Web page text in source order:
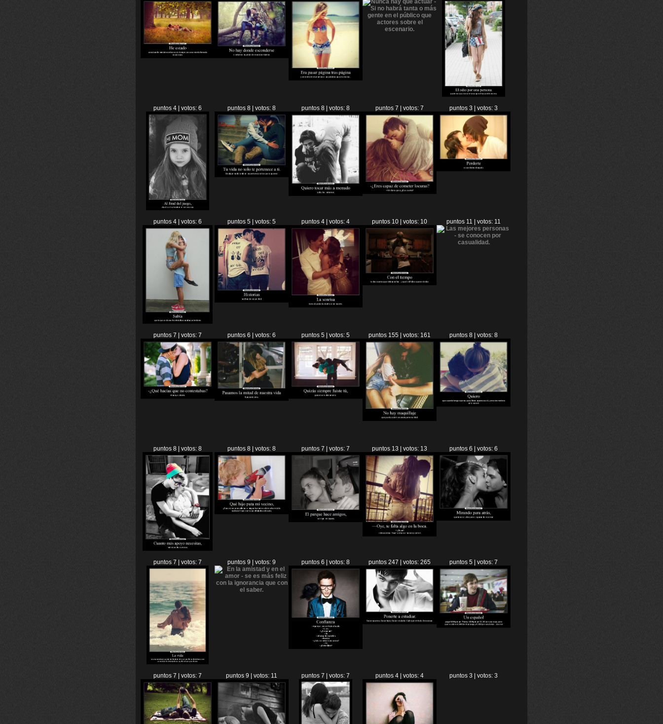
puntos 4 | votos: 6 puntos 8 | votos: 8 puntos 8 | votos: 8 puntos 7 | votos: 7 puntos 3 | votos: 3
puntos 4 | votos: 6 puntos 5 | votos: 5 puntos 4 | votos: 4 puntos 10 | votos: 10 puntos 11 | votos: 11
puntos 7 | votos: 7 puntos 6 | votos: 6 puntos 5 | votos: 5 puntos 155 | votos: 161 puntos 8 | votos: 8
puntos 8 | votos: 8 puntos 8 | votos: 8 puntos 7 | votos: 7 puntos 13 | votos: 13 puntos 6 | votos: 6
puntos 7 | votos: 7 puntos 9 | votos: 9 puntos 6 | votos: 8 puntos 247 | votos: 265 puntos 5 | votos: 7
puntos 7 | votos: 7 puntos 9 | votos: 11 puntos 7 | votos: 7 puntos 4 | votos: 4 puntos 3 | votos: 3